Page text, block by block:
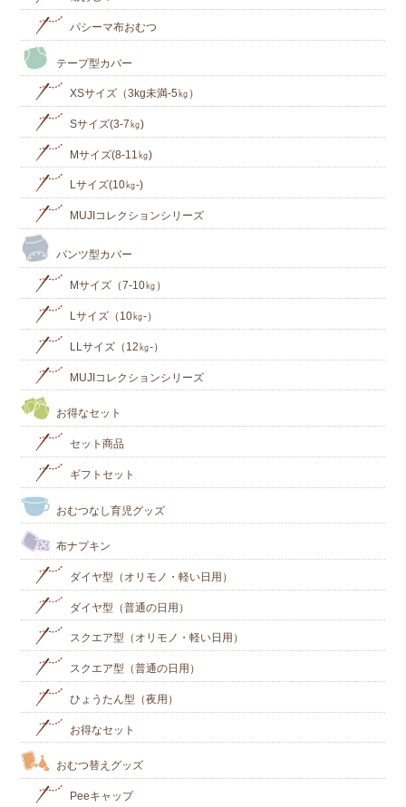
パシーマ布おむつ
テープ型カバー
XSサイズ（3kg未満-5㎏）
Sサイズ(3-7㎏)
Mサイズ(8-11㎏)
Lサイズ(10㎏‐)
MUJIコレクションシリーズ
パンツ型カバー
Mサイズ（7-10㎏）
Lサイズ（10㎏-）
LLサイズ（12㎏-）
MUJIコレクションシリーズ
お得なセット
セット商品
ギフトセット
おむつなし育児グッズ
布ナプキン
ダイヤ型（オリモノ・軽い日用）
ダイヤ型（普通の日用）
スクエア型（オリモノ・軽い日用）
スクエア型（普通の日用）
ひょうたん型（夜用）
お得なセット
おむつ替えグッズ
Peeキャップ